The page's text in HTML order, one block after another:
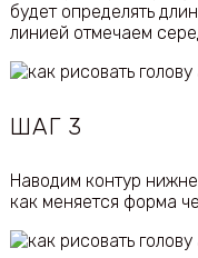
будет определять
линией отмечаем
ШАГ 3
Наводим контур
как меняется форма